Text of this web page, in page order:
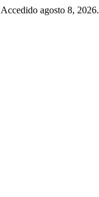
agosto 8, 2026.